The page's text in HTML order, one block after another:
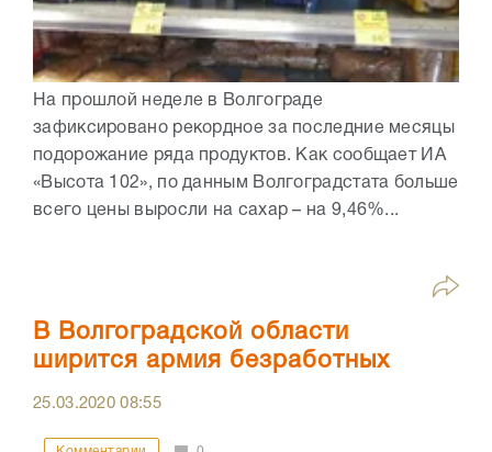
На прошлой неделе в Волгограде
зафиксировано рекордное за последние месяцы
подорожание ряда продуктов. Как сообщает ИА
«Высота 102», по данным Волгоградстата больше
всего цены выросли на сахар – на 9,46%...
В Волгоградской области
ширится армия безработных
25.03.202008:55